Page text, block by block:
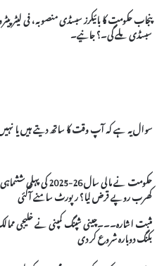
پنجاب حکومت کا بائیکرز سبسڈی منصوبہ، فی لیٹر
سبسڈی ملے گی۔؟ جانیے۔
سوال یہ ہے کہ آپ وقت کا ساتھ دیتے ہیں یا
حکومت نے مالی سال 26-
کھرب روپے قرض لیا؟ رپورٹ سامنے آگئی
مثبت اشارہ۔۔۔چینی شپنگ کمپنی نے خلیجی
بکنگ دوبارہ شروع کر دی